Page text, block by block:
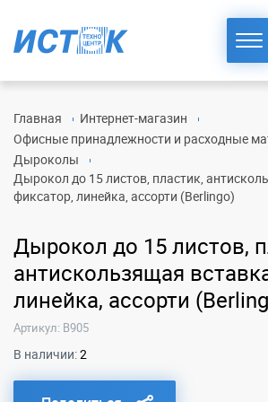
Главная
Интернет-магазин
Офисные принадлежности и расходные
Дыроколы
Дырокол до 15 листов, пластик,
фиксатор, линейка, ассорти (Berlingo)
Дырокол до 15 листов,
антискользящая
линейка, ассорти
Артикул: B905
В наличии:2